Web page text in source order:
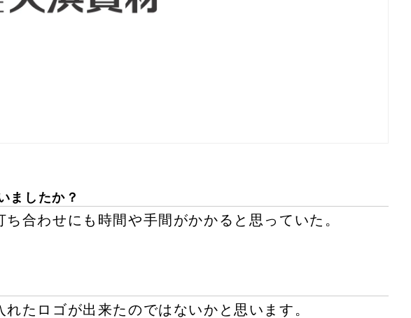
ましたか？
合わせにも時間や手間がかかると思っていた。
たロゴが出来たのではないかと思います。